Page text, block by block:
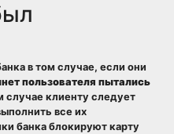
в том случае, если они
пользователя пытались
случае клиенту следует
все их
банка блокируют карту